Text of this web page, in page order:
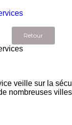
Retour
veille sur la
nombreuses